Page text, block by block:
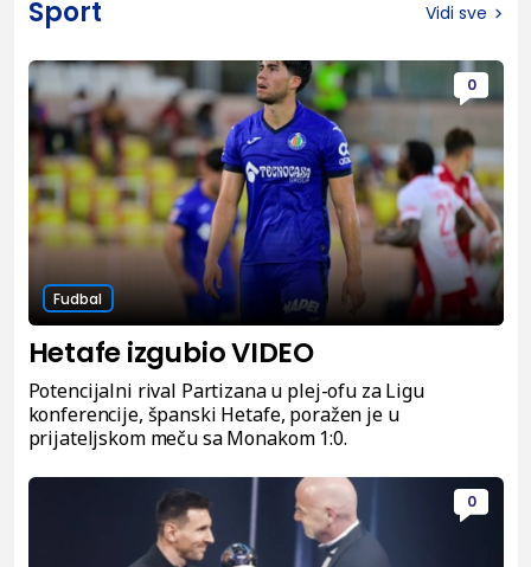
Sport Vidi sve
0
Fudbal
Hetafe izgubio VIDEO
Potencijalni rival Partizana u plej-ofu za Ligu
konferencije, španski Hetafe, poražen je u
prijateljskom meču sa Monakom 1:0.
0